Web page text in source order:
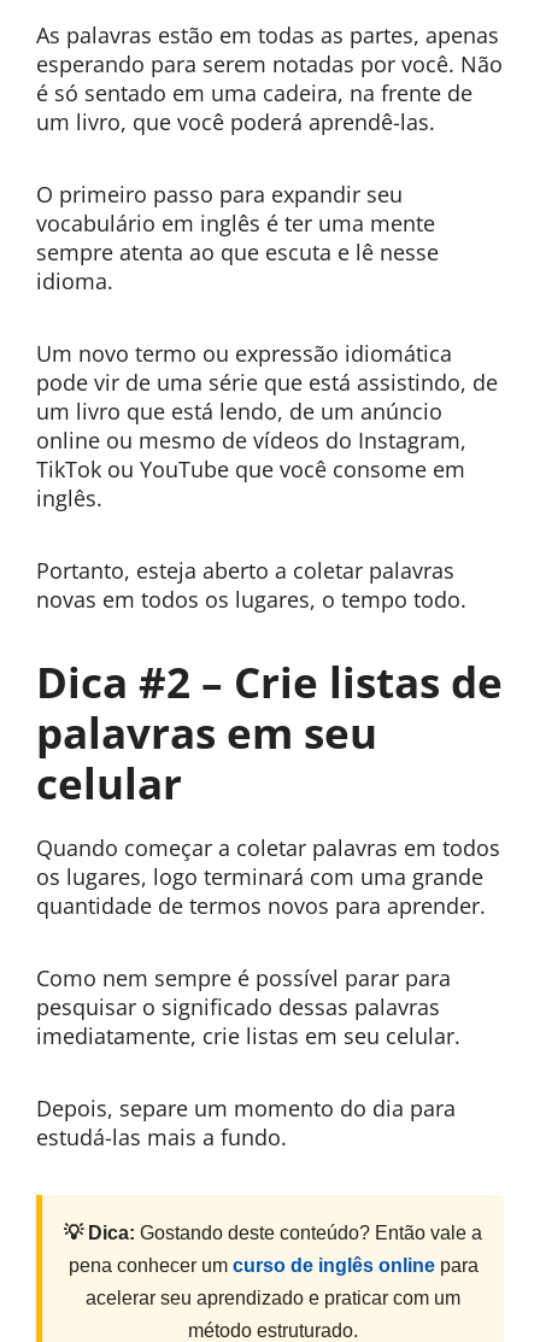
As palavras estão em todas as partes, apenas
esperando para serem notadas por você. Não
é só sentado em uma cadeira, na frente de
um livro, que você poderá aprendê-las.
O primeiro passo para expandir seu
vocabulário em inglês é ter uma mente
sempre atenta ao que escuta e lê nesse
idioma.
Um novo termo ou expressão idiomática
pode vir de uma série que está assistindo, de
um livro que está lendo, de um anúncio
online ou mesmo de vídeos do Instagram,
TikTok ou YouTube que você consome em
inglês.
Portanto, esteja aberto a coletar palavras
novas em todos os lugares, o tempo todo.
Dica #2 – Crie listas de
palavras em seu
celular
Quando começar a coletar palavras em todos
os lugares, logo terminará com uma grande
quantidade de termos novos para aprender.
Como nem sempre é possível parar para
pesquisar o significado dessas palavras
imediatamente, crie listas em seu celular.
Depois, separe um momento do dia para
estudá-las mais a fundo.
💡 Dica: Gostando deste conteúdo? Então vale a
pena conhecer um curso de inglês onlinepara
acelerar seu aprendizado e praticar com um
método estruturado.